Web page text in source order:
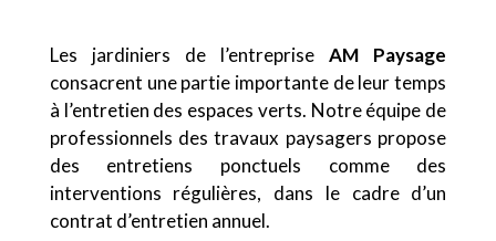
Les jardiniers de l’entrepriseAM Paysage
consacrent une partie importante de leur temps
à l’entretien des espaces verts. Notre équipe de
professionnels des travaux paysagers propose
des entretiens ponctuels comme des
interventions régulières, dans le cadre d’un
contrat d’entretien annuel.